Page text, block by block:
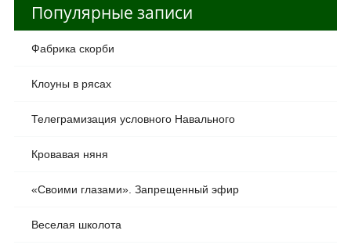
Популярные записи
Фабрика скорби
Клоуны в рясах
Телеграмизация условного Навального
Кровавая няня
«Своими глазами». Запрещенный эфир
Веселая школота